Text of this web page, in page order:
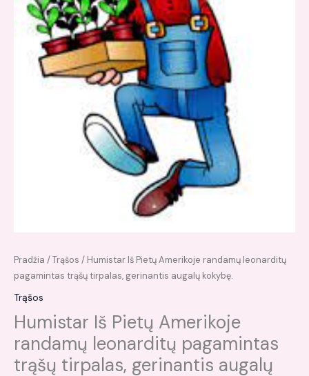
Pradžia /Trąšos / Humistar Iš Pietų Amerikoje randamų leonarditų
pagamintas trąšų tirpalas, gerinantis augalų kokybę.
Trąšos
Humistar Iš Pietų Amerikoje
randamų leonarditų pagamintas
trąšų tirpalas, gerinantis augalų